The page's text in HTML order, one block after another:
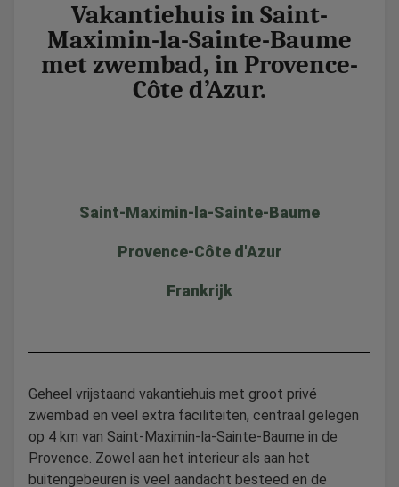
Vakantiehuis in Saint-
Maximin-la-Sainte-Baume
met zwembad, in Provence-
Côte d’Azur.
Saint-Maximin-la-Sainte-Baume
Provence-Côte d'Azur
Frankrijk
Geheel vrijstaand vakantiehuis met groot privé
zwembad en veel extra faciliteiten, centraal gelegen
op 4 km van Saint-Maximin-la-Sainte-Baume in de
Provence. Zowel aan het interieur als aan het
buitengebeuren is veel aandacht besteed en de